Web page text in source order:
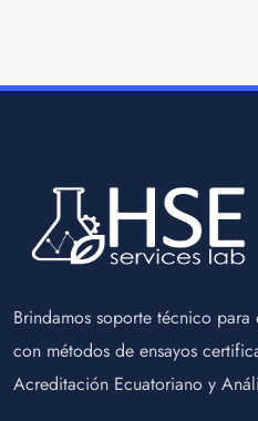
Brindamos soporte técnico
con métodos de ensayos
Acreditación Ecuatoriano y